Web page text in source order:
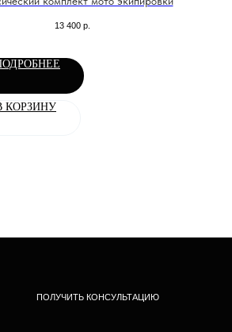
13 400 р.
КОРЗИНУ
ПОЛУЧИТЬ КОНСУЛЬТАЦИЮ